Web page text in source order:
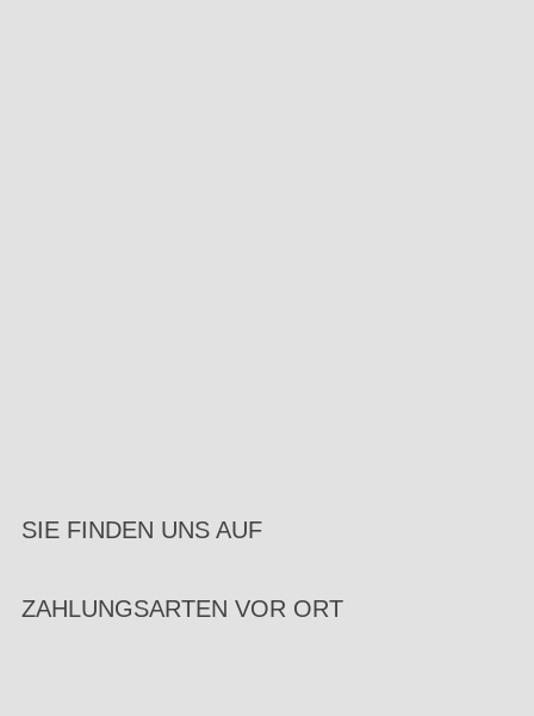
SIE FINDEN UNS AUF
ZAHLUNGSARTEN VOR ORT